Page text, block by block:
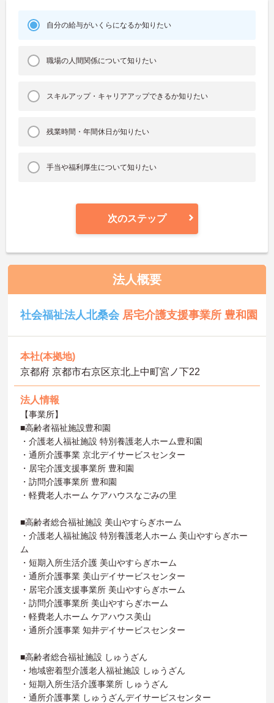
自分の給与がいくらになるか知りたい
職場の人間関係について知りたい
スキルアップ・キャリアアップできるか知りたい
残業時間・年間休日が知りたい
手当や福利厚生について知りたい
次のステップ
法人概要
社会福祉法人北桑会 居宅介護支援事業所 豊和園
本社(本拠地)
京都府 京都市右京区京北上中町宮ノ下22
法人情報
【事業所】
■高齢者福祉施設豊和園
・介護老人福祉施設 特別養護老人ホーム豊和園
・通所介護事業 京北デイサービスセンター
・居宅介護支援事業所 豊和園
・訪問介護事業所 豊和園
・軽費老人ホーム ケアハウスなごみの里
■高齢者総合福祉施設 美山やすらぎホーム
・介護老人福祉施設 特別養護老人ホーム 美山やすらぎホー
ム
・短期入所生活介護 美山やすらぎホーム
・通所介護事業 美山デイサービスセンター
・居宅介護支援事業所 美山やすらぎホーム
・訪問介護事業所 美山やすらぎホーム
・軽費老人ホーム ケアハウス美山
・通所介護事業 知井デイサービスセンター
■高齢者総合福祉施設 しゅうざん
・地域密着型介護老人福祉施設 しゅうざん
・短期入所生活介護事業所 しゅうざん
・通所介護事業 しゅうざんデイサービスセンター